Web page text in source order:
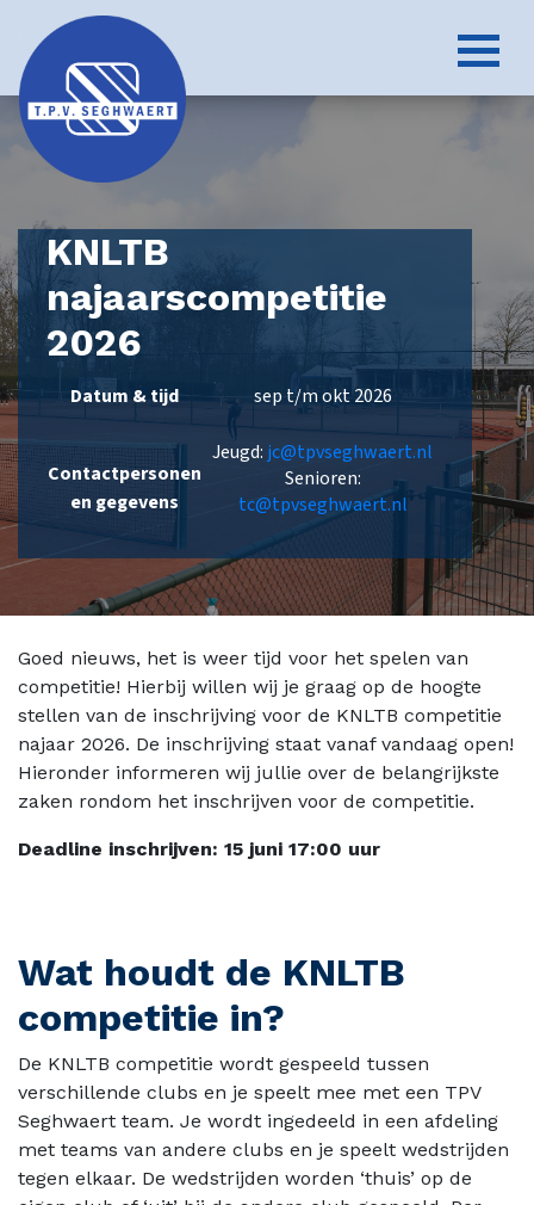
KNLTB
najaarscompetitie
2026
Datum & tijd sep t/m okt 2026
Contactpersonen
en gegevens
Jeugd: jc@tpvseghwaert.nl
Senioren:
tc@tpvseghwaert.nl
Goed nieuws, het is weer tijd voor het spelen van
competitie! Hierbij willen wij je graag op de hoogte
stellen van de inschrijving voor de KNLTB competitie
najaar 2026. De inschrijving staat vanaf vandaag open!
Hieronder informeren wij jullie over de belangrijkste
zaken rondom het inschrijven voor de competitie.
Deadline inschrijven: 15 juni 17:00 uur
Wat houdt de KNLTB
competitie in?
De KNLTB competitie wordt gespeeld tussen
verschillende clubs en je speelt mee met een TPV
Seghwaert team. Je wordt ingedeeld in een afdeling
met teams van andere clubs en je speelt wedstrijden
tegen elkaar. De wedstrijden worden ‘thuis’ op de